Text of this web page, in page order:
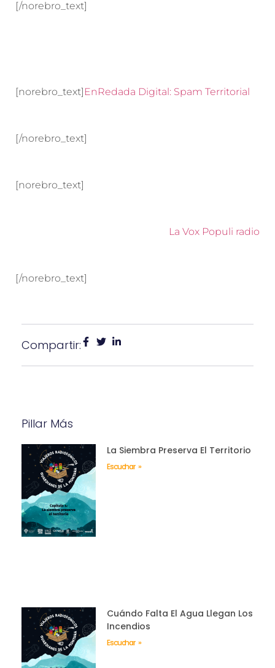
[/norebro_text]
[norebro_text] EnRedada Digital: Spam Territorial
[/norebro_text]
[norebro_text]
La Vox Populi radio
[/norebro_text]
Compartir:
Pillar Más
La Siembra Preserva El Territorio
Escuchar »
Cuándo Falta El Agua Llegan Los
Incendios
Escuchar »